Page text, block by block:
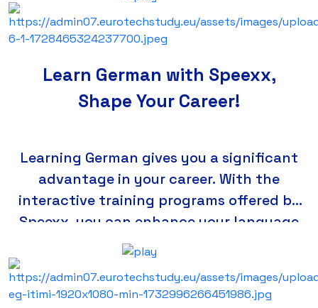
Learn German with Speexx,
Shape Your Career!
Learning German gives you a significant
advantage in your career. With the
interactive training programs offered by
Speexx, you can enhance your language
skills and increase your professional